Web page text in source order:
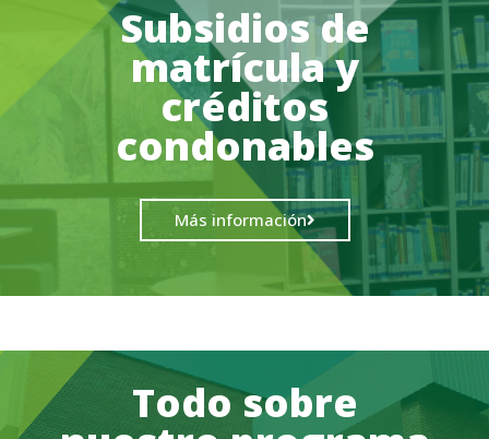
Subsidios de
matrícula y
créditos
condonables
Más información
Todo sobre